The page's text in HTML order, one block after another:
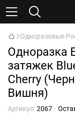
Одноразовые
Одноразка
затяжек
Cherry
Вишня)
Артикул:2067